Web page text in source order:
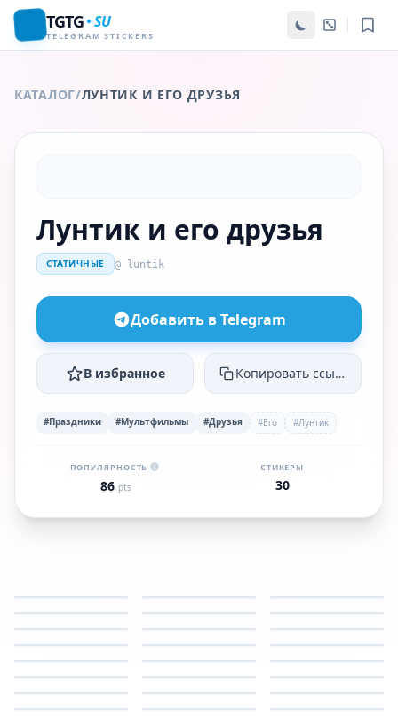
TGTG SU
TELEGRAM STICKERS
КАТАЛОГ/ЛУНТИК И ЕГО ДРУЗЬЯ
Лунтик и его друзья
СТАТИЧНЫЕ @ luntik
Добавить в Telegram
В избранное Копировать ссылку
#Праздники #Мультфильмы #Друзья #Его #Лунтик
ПОПУЛЯРНОСТЬ
86 pts
СТИКЕРЫ
30